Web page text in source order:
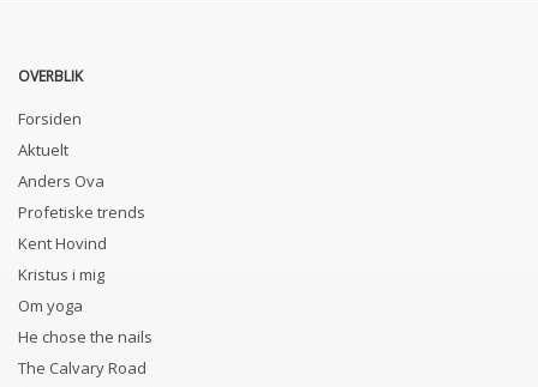
OVERBLIK
Forsiden
Aktuelt
Anders Ova
Profetiske trends
Kent Hovind
Kristus i mig
Om yoga
He chose the nails
The Calvary Road